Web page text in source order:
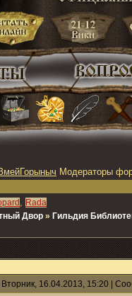
Модераторы
, Rada
Двор » Гильдия
Вторник, 16.04.2013, 15:20 |